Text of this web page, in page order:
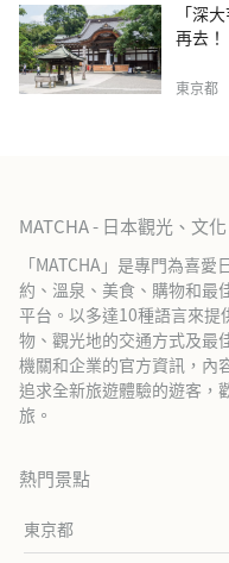
「深
再去！
東京都
MATCHA - 日本觀光、文
「MATCHA」是專門為喜
約、溫泉、美食、購物和最
平台。以多達10種語言來提
物、觀光地的交通方式及最
機關和企業的官方資訊，內
追求全新旅遊體驗的遊客，
旅。
熱門景點
東京都